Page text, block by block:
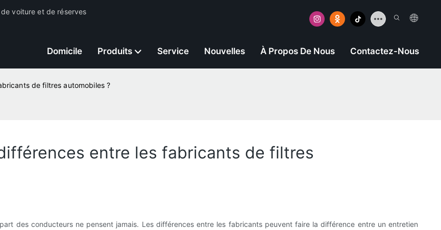
voiture et de réserves
Domicile Produits Service Nouvelles À Propos De Nous Contactez-Nous
de filtres automobiles ?
entre les fabricants de filtres
des conducteurs ne pensent jamais. Les différences entre les fabricants peuvent faire la différence entre un entretien